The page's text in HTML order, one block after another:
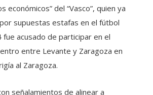
económicos” del “Vasco”, quien ya
supuestas estafas en el fútbol
fue acusado de participar en el
entre Levante y Zaragoza en
al Zaragoza.
señalamientos de alinear a